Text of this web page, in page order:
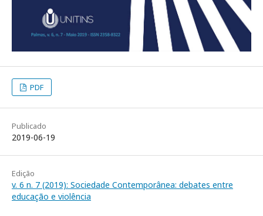
PDF
Publicado
2019-06-19
Edição
v. 6 n. 7 (2019): Sociedade Contemporânea: debates entre
educação e violência